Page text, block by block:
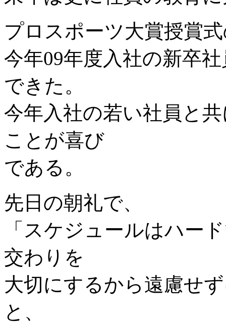
プロスポーツ大賞授賞
今年09年度入社の新卒
できた。
今年入社の若い社員と
ことが喜び
である。
先日の朝礼で、
「スケジュールはハー
交わりを
大切にするから遠慮せ
と、